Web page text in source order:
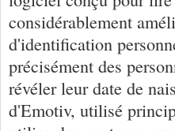
considérablement
d'identification
précisément des
révéler leur date de
d'Emotiv, utilisé